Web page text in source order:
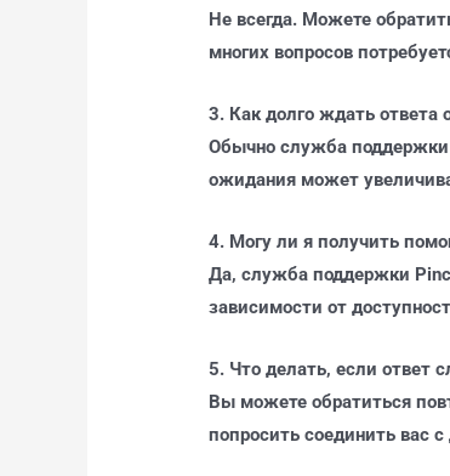
Не всегда. Можете
многих вопросов
3. Как долго ждать
Обычно служба поддержки
ожидания может
4. Могу ли я получить
Да, служба поддержки
зависимости от
5. Что делать, если ответ
Вы можете обратиться
попросить соединить вас